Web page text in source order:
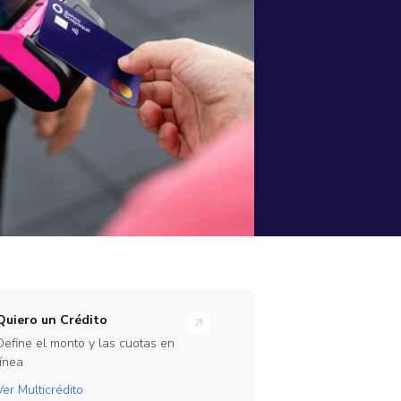
en línea para tu empresa
Beta
de nuestro programa de Beta Testers
un Crédito
el monto y las cuotas en
Multicrédito